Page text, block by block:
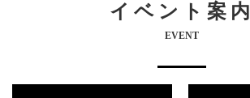
イベント案内
EVENT